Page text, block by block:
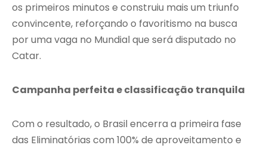
os primeiros minutos e construiu mais um triunfo
convincente, reforçando o favoritismo na busca
por uma vaga no Mundial que será disputado no
Catar.
Campanha perfeita e classificação tranquila
Com o resultado, o Brasil encerra a primeira fase
das Eliminatórias com 100% de aproveitamento e